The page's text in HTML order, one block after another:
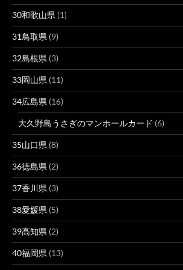
30和歌山県 (1)
31鳥取県 (9)
32島根県 (3)
33岡山県 (11)
34広島県 (16)
大久野島うさぎのマンホールカード (6)
35山口県 (8)
36徳島県 (2)
37香川県 (3)
38愛媛県 (5)
39高知県 (2)
40福岡県 (13)